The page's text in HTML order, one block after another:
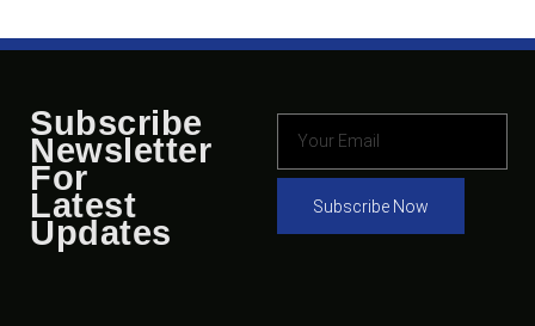
Subscribe
Newsletter
For
Latest
Updates
Subscribe Now